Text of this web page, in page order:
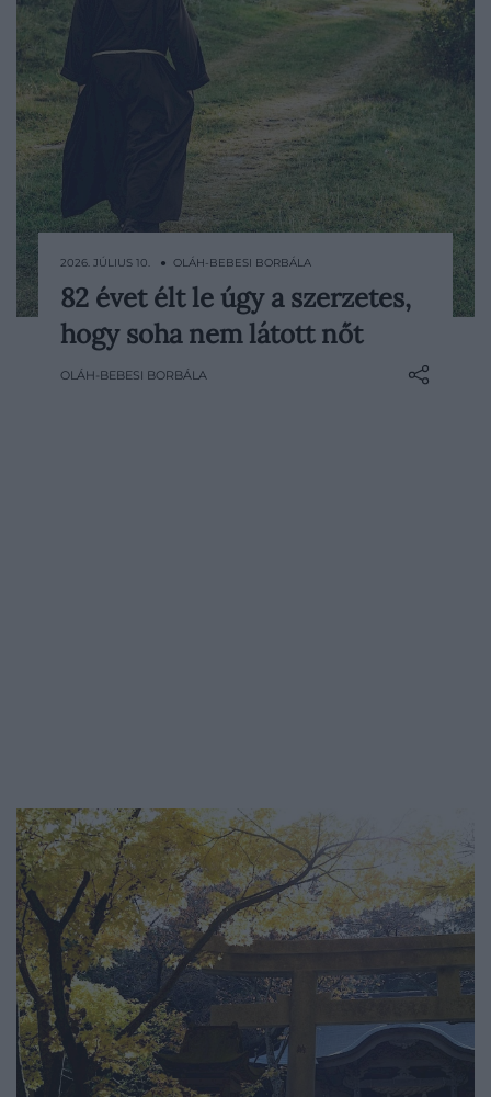
Mihailo Tolotos története első hallásra
inkább tűnik legendának, mint valós
életrajznak. A görög szerzetesről azt
2026. JÚLIUS 10. ● OLÁH-BEBESI BORBÁLA
82 évet élt le úgy a szerzetes,
hogy soha nem látott nőt
OLÁH-BEBESI BORBÁLA